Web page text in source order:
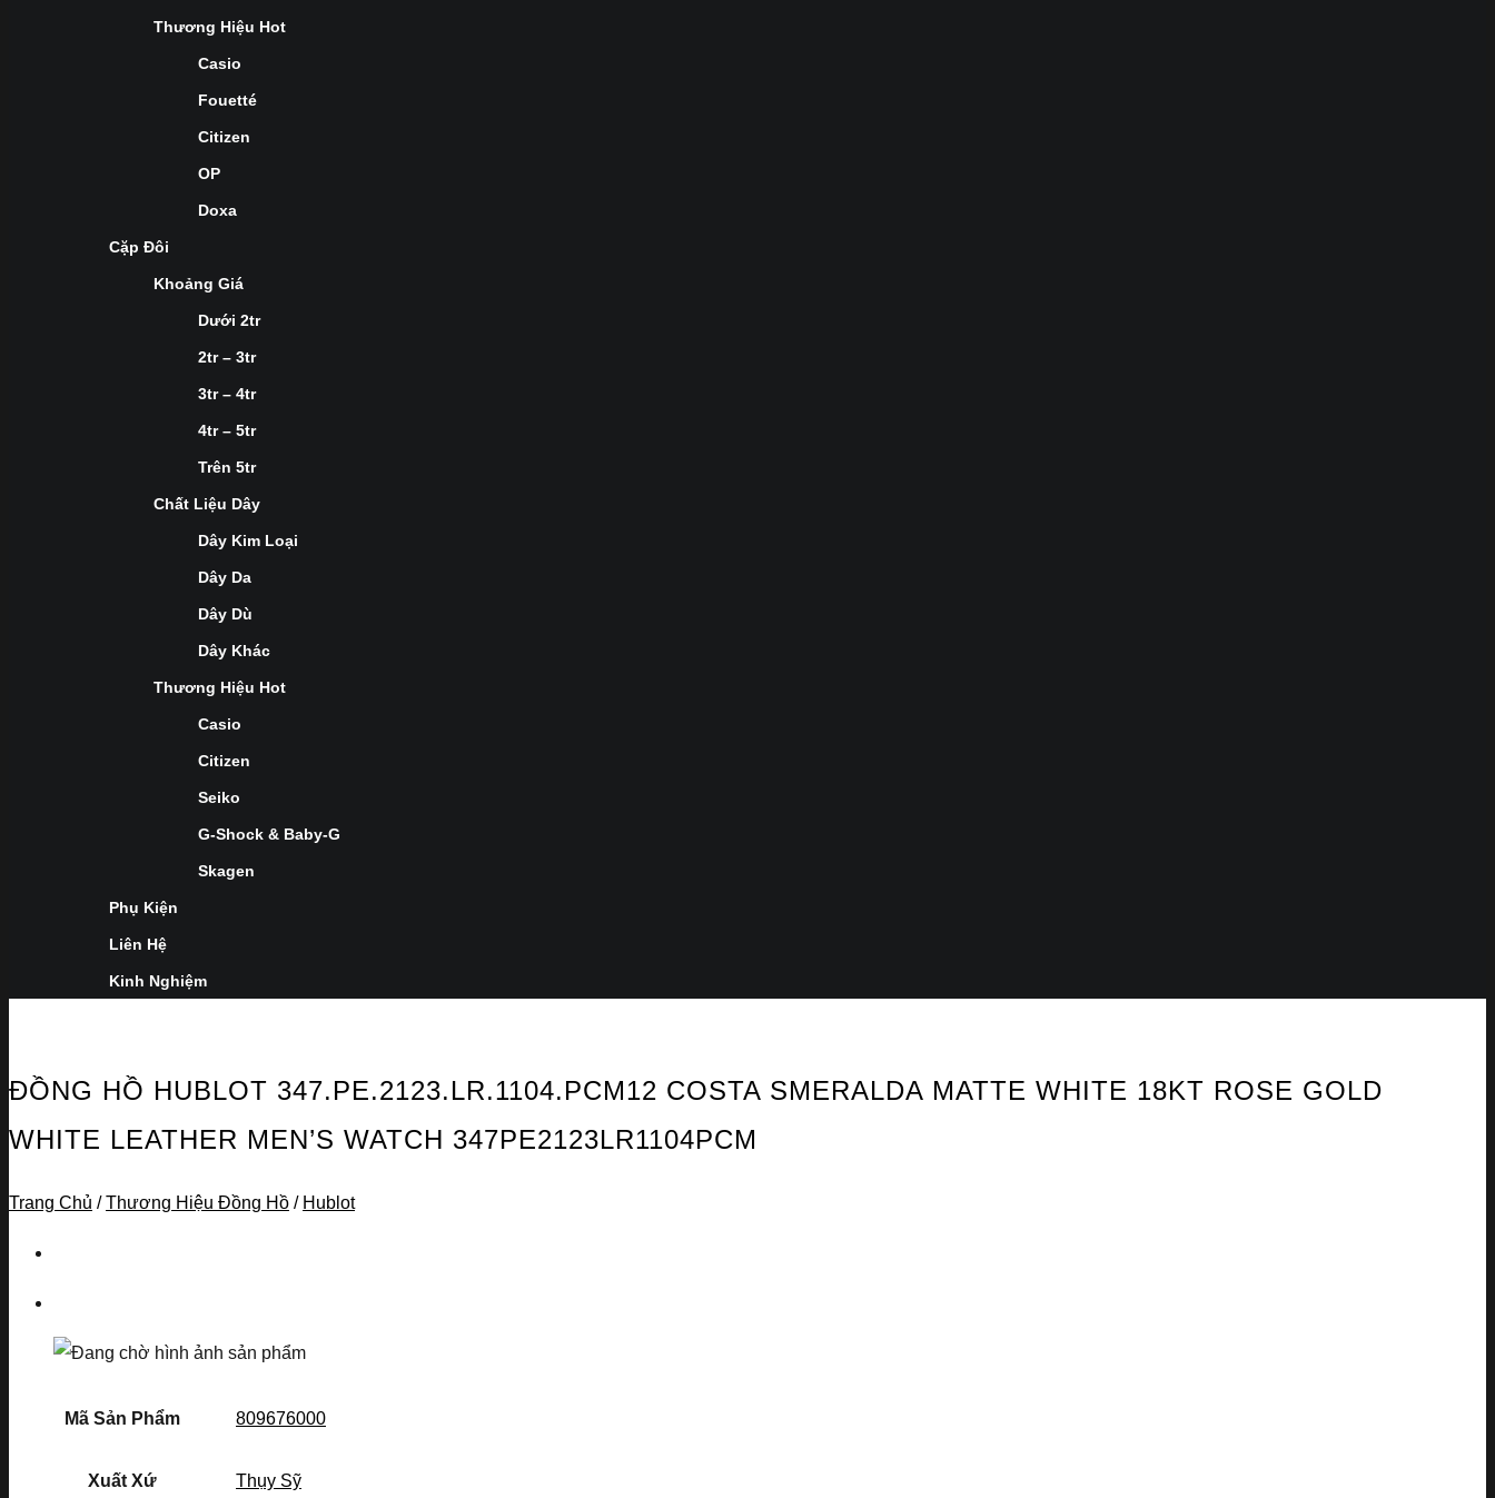
Thương Hiệu Hot
Casio
Fouetté
Citizen
OP
Doxa
Cặp Đôi
Khoảng Giá
Dưới 2tr
2tr – 3tr
3tr – 4tr
4tr – 5tr
Trên 5tr
Chất Liệu Dây
Dây Kim Loại
Dây Da
Dây Dù
Dây Khác
Thương Hiệu Hot
Casio
Citizen
Seiko
G-Shock & Baby-G
Skagen
Phụ Kiện
Liên Hệ
Kinh Nghiệm
ĐỒNG HỒ HUBLOT 347.PE.2123.LR.1104.PCM12 COSTA SMERALDA MATTE WHITE 18KT ROSE GOLD
WHITE LEATHER MEN’S WATCH 347PE2123LR1104PCM
Trang Chủ / Thương Hiệu Đồng Hồ / Hublot
Mã Sản Phẩm 809676000
Xuất Xứ Thụy Sỹ